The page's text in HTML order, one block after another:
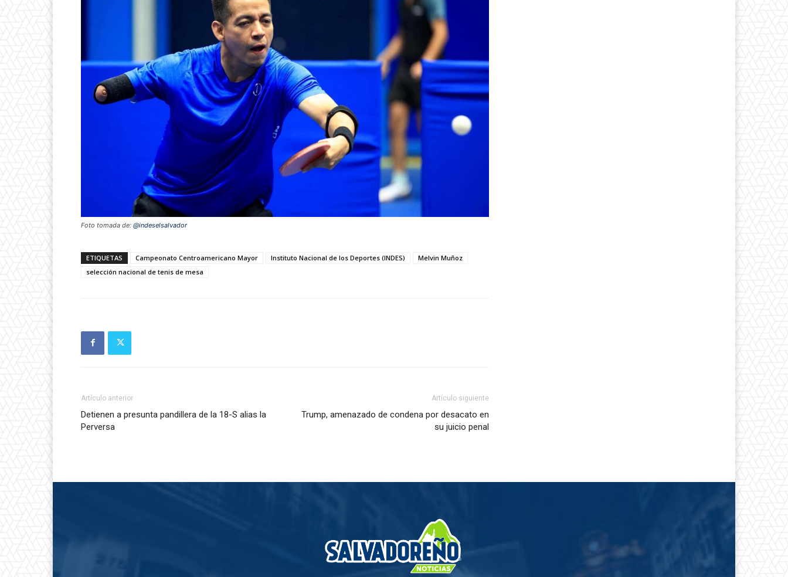
Foto tomada de: @indeselsalvador
ETIQUETAS Campeonato Centroamericano Mayor Instituto Nacional de los Deportes (INDES)
Melvin Muñoz
selección nacional de tenis de mesa
Artículo anterior
Detienen a presunta pandillera de la 18-S alias la
Perversa
Artículo siguiente
Trump, amenazado de condena por desacato en
su juicio penal